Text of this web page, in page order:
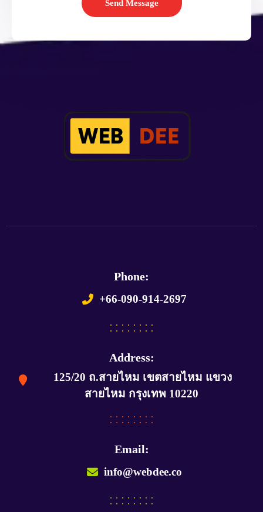
Phone:
+66-090-914-2697
Address:
125/20 ถ.สายไหม เขตสายไหม แขวง
สายไหม กรุงเทพ 10220
Email:
info@webdee.co